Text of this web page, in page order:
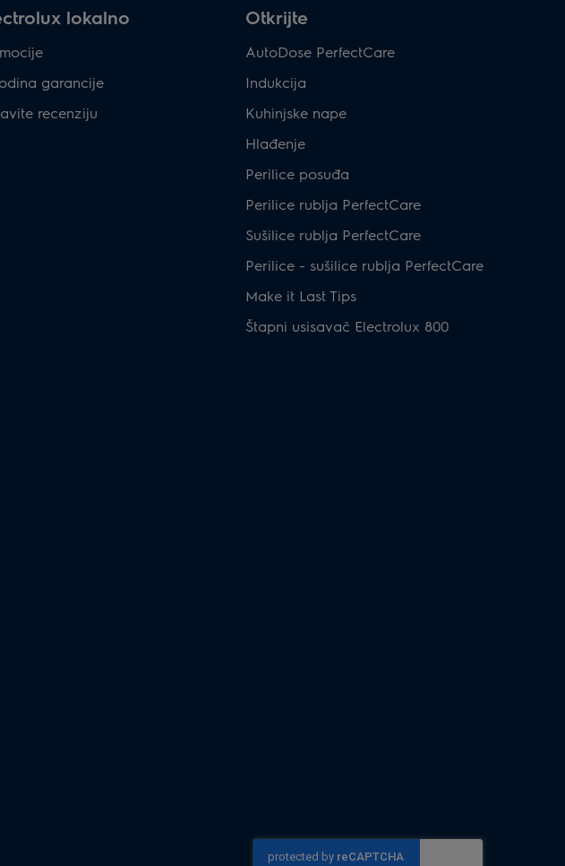
lokalno
garancije
recenziju
Otkrijte
AutoDose PerfectCare
Indukcija
Kuhinjske nape
Hlađenje
Perilice posuđa
Perilice rublja PerfectCare
Sušilice rublja PerfectCare
Perilice - sušilice rublja PerfectCare
Make it Last Tips
Štapni usisavač Electrolux 800